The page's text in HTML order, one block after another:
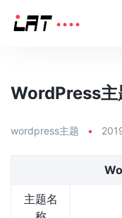
WordPress
wordpress主题 •
主题名